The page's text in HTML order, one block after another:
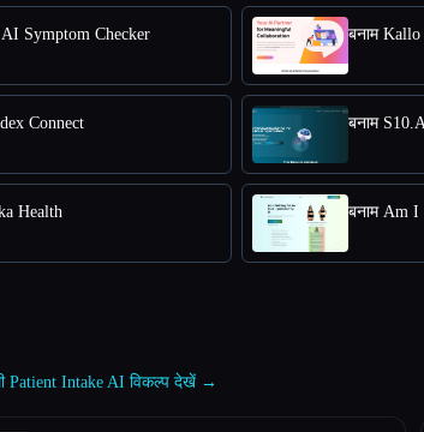
AI Symptom Checker बनाम Kallo
Connect बनाम
Health बनाम Am I
Patient Intake AI विकल्प देखें →